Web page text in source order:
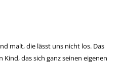
malt, die lässt uns nicht los. Das
das sich ganz seinen eigenen